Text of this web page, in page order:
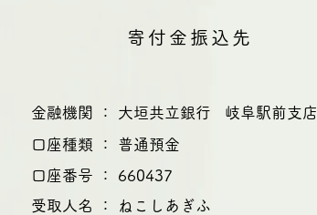
​金融機関 ： 大垣共立銀行 岐阜駅前支店
口座番号 ： 660437
口座種類 ： 普通預金
受取人名 ： ねこしあぎふ
寄付金振込先